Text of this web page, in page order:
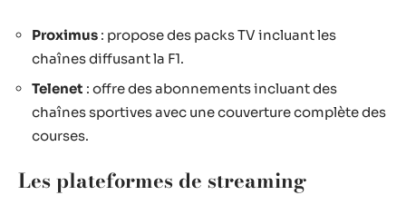
Proximus : propose des packs TV incluant les
chaînes diffusant la F1.
Telenet : offre des abonnements incluant des
chaînes sportives avec une couverture complète des
courses.
Les plateformes de streaming